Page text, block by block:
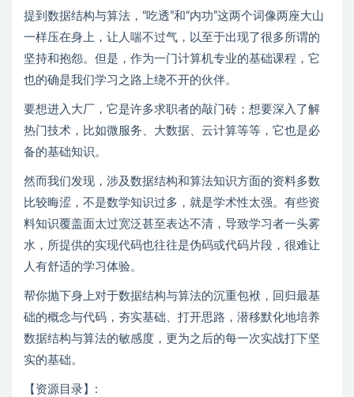
提到数据结构与算法，“吃透”和“内功”这两个词像两座大山
一样压在身上，让人喘不过气，以至于出现了很多所谓的
坚持和抱怨。但是，作为一门计算机专业的基础课程，它
也的确是我们学习之路上绕不开的伙伴。
要想进入大厂，它是许多求职者的敲门砖；想要深入了解
热门技术，比如微服务、大数据、云计算等等，它也是必
备的基础知识。
然而我们发现，涉及数据结构和算法知识方面的资料多数
比较晦涩，不是数学知识过多，就是学术性太强。有些资
料知识覆盖面太过宽泛甚至表达不清，导致学习者一头雾
水，所提供的实现代码也往往是伪码或代码片段，很难让
人有舒适的学习体验。
帮你抛下身上对于数据结构与算法的沉重包袱，回归最基
础的概念与代码，夯实基础、打开思路，潜移默化地培养
数据结构与算法的敏感度，更为之后的每一次实战打下坚
实的基础。
【资源目录】: